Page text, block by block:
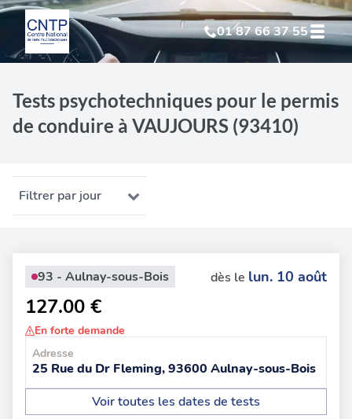
01 87 66 37 55
Test Psychotechniquesuite à annulation
Test Psychotechnique
Test Psychotechnique
Tests psychotechniques pour le permis
de conduire à VAUJOURS (93410)
Filtrer par jour
93 - Aulnay-sous-Bois dès le lun. 10 août
127.00 €
En forte demande
Adresse
25 Rue du Dr Fleming, 93600 Aulnay-sous-Bois
Voir toutes les dates de tests